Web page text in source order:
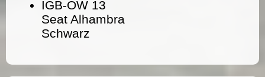
IGB-OW 13
Seat Alhambra
Schwarz